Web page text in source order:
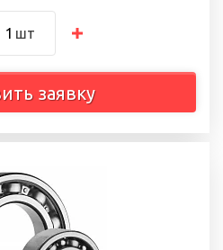
шт
заявку